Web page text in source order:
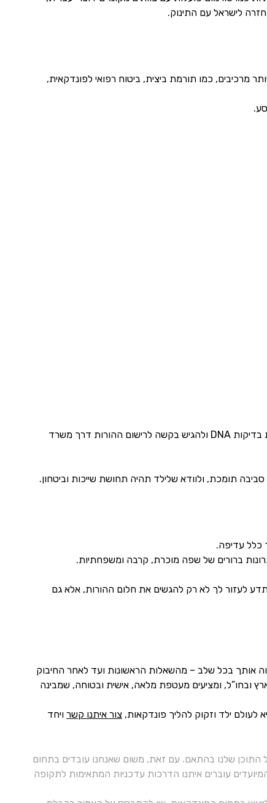
לישראל עם התינוק.
המקרים העלות כוללת יותר מרכיבים, כמו תורמת ביצית, ביטוח רפואי לפונדקאית,
בעת חזרה לישראל עם תינוק שנולד בהליך פונדקאות בחו”ל, יש צורך להוכיח קשר גנטי באמצעות בדיקות DNA ולהגיש בקשה לרישום ההורות דרך משרד
תומכת, ולוודא שלילד תהיה תחושת שייכות וביטחון.
כלל עדיפה.
ברורים של שפה מוכרת, קרבה ומשפחתיות.
לעזור לך לא רק להגשים את חלום ההורות, אלא גם
אותך בכל שלב – מהשאלות הראשונות ועד לאחר החיבוק
ובחו”ל, ומציעים מעטפת מלאה, אישית ובטוחה, שמבינה
ילד וזקוק להליך פונדקאות, צור איתנו קשר ויחד
שלנו בהתאם. עם זאת, משום שאנחנו עובדים בתחום
עוברים איתנו הדרכות עדכניות המתאימות לתקופה